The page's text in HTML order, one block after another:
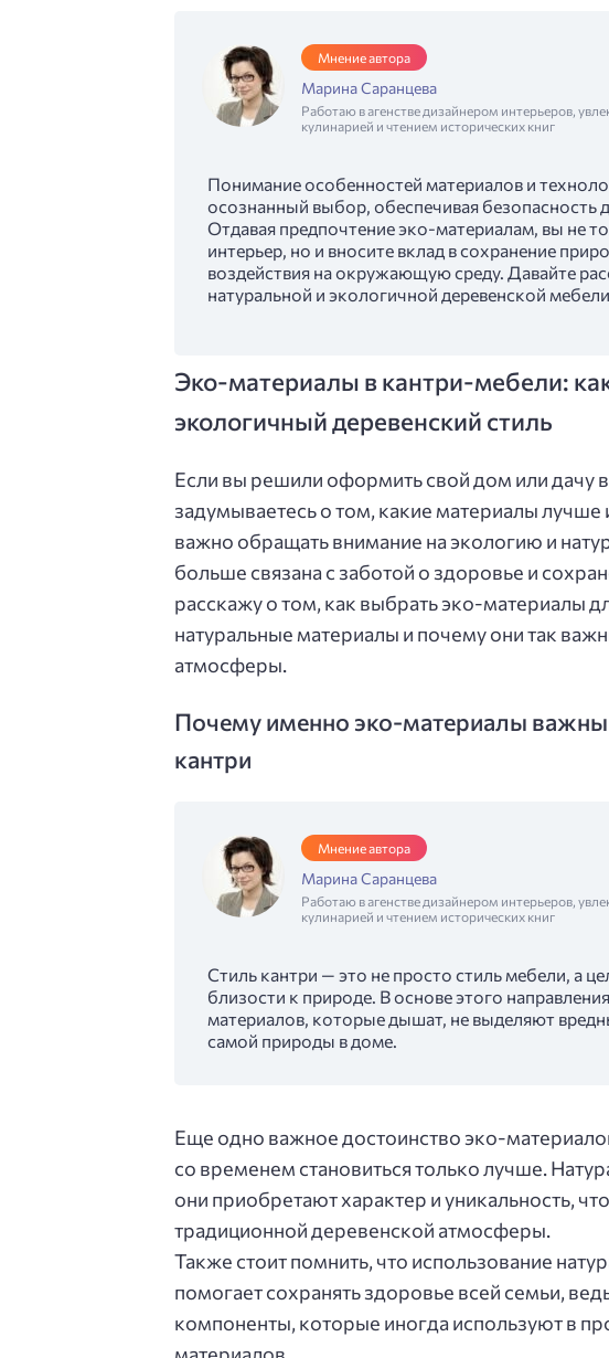
Мнение автора
Марина Саранцева
Работаю в агенстве дизайнером интерьеров,
кулинарией и чтением исторических книг
Понимание особенностей материалов и
осознанный выбор, обеспечивая безопасность
Отдавая предпочтение эко-материалам, вы не
интерьер, но и вносите вклад в сохранение
воздействия на окружающую среду. Давайте
натуральной и экологичной деревенской мебели
Эко-материалы в кантри-мебели:
экологичный деревенский стиль
Если вы решили оформить свой дом или дачу в
задумываетесь о том, какие материалы
важно обращать внимание на экологию и
больше связана с заботой о здоровье и
расскажу о том, как выбрать эко-материалы
натуральные материалы и почему они так
атмосферы.
Почему именно эко-материалы
кантри
Мнение автора
Марина Саранцева
Работаю в агенстве дизайнером интерьеров,
кулинарией и чтением исторических книг
Стиль кантри — это не просто стиль мебели, а
близости к природе. В основе этого
материалов, которые дышат, не выделяют
самой природы в доме.
Еще одно важное достоинство эко-
со временем становиться только лучше.
они приобретают характер и уникальность,
традиционной деревенской атмосферы.
Также стоит помнить, что использование
помогает сохранять здоровье всей семьи,
компоненты, которые иногда используют в